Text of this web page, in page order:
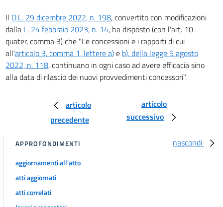
Il D.L. 29 dicembre 2022, n. 198, convertito con modificazioni
dalla L. 24 febbraio 2023, n. 14, ha disposto (con l'art. 10-
quater, comma 3) che "Le concessioni e i rapporti di cui
all'articolo 3, comma 1, lettere a)e b), della legge 5 agosto
2022, n. 118, continuano in ogni caso ad avere efficacia sino
alla data di rilascio dei nuovi provvedimenti concessori".
articolo
precedente
articolo
successivo
nascondi
APPROFONDIMENTI
aggiornamenti all'atto
atti aggiornati
atti correlati